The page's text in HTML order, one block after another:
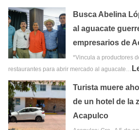
Busca Abelina
al aguacate
empresarios de
*Vincula a productores
restaurantes para abrir mercado al aguacate…
Turista muere
de un hotel de la
Acapulco